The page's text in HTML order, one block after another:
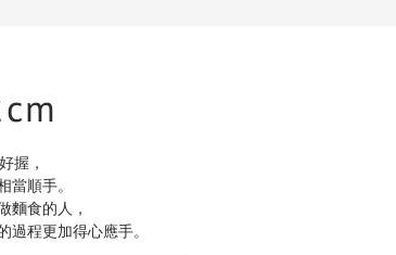
握，
順手。
麵食的人，
程更加得心應手。